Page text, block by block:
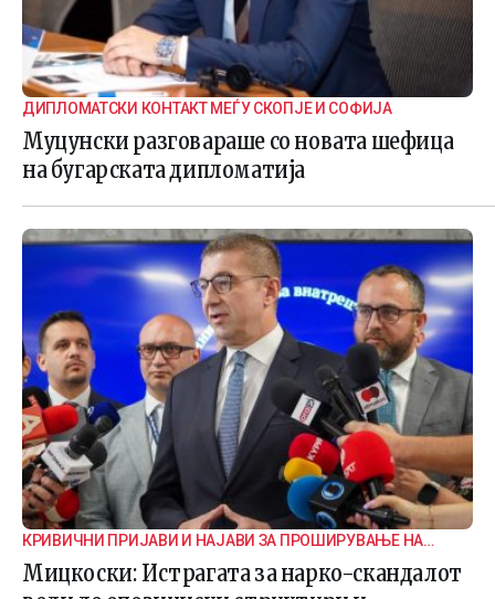
ДИПЛОМАТСКИ КОНТАКТ МЕЃУ СКОПЈЕ И СОФИЈА
Муцунски разговараше со новата шефица
на бугарската дипломатија
КРИВИЧНИ ПРИЈАВИ И НАЈАВИ ЗА ПРОШИРУВАЊЕ НА
ИСТРАГАТА
Мицкоски: Истрагата за нарко-скандалот